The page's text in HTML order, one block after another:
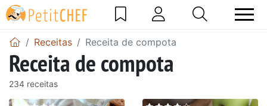
Receitas Receita de compota
Receita de compota
234 receitas